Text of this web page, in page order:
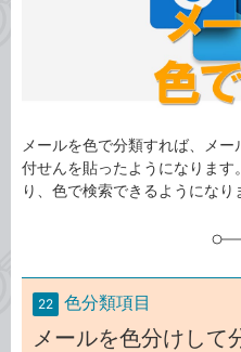
メールを色で分類すれば、メー
付せんを貼ったようになりま
り、色で検索できるようになり
22 色分類項目
メールを色分けして